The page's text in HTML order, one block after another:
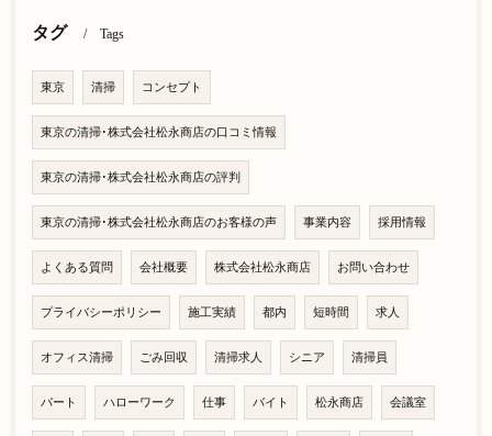
タグ Tags
東京 清掃 コンセプト
東京の清掃･株式会社松永商店の口コミ情報
東京の清掃･株式会社松永商店の評判
東京の清掃･株式会社松永商店のお客様の声 事業内容 採用情報
よくある質問 会社概要 株式会社松永商店 お問い合わせ
プライバシーポリシー 施工実績 都内 短時間 求人
オフィス清掃 ごみ回収 清掃求人 シニア 清掃員
パート ハローワーク 仕事 バイト 松永商店 会議室